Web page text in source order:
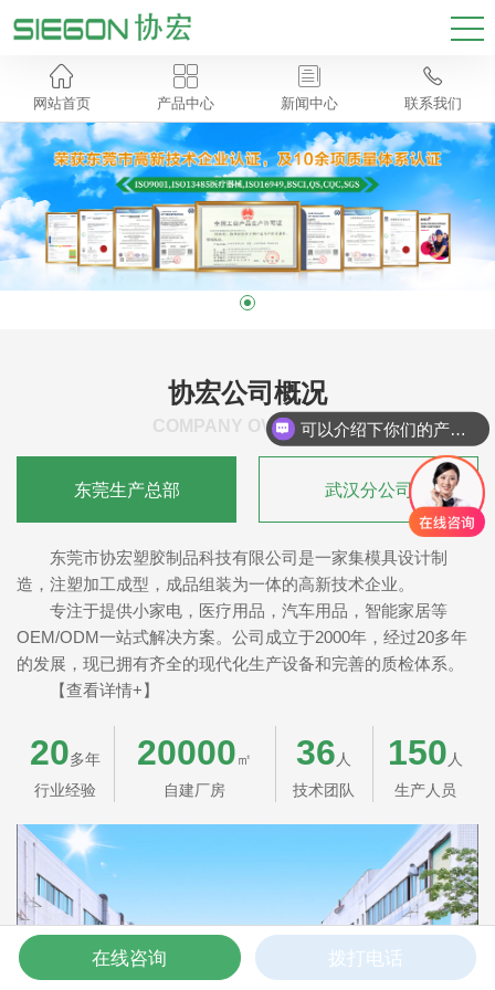

网站首页

产品中心

新闻中心

联系我们
协宏公司概况
COMPANY OVERVIEW
东莞生产总部 武汉分公司
东莞市协宏塑胶制品科技有限公司是一家集模具设计制
造，注塑加工成型，成品组装为一体的高新技术企业。
专注于提供小家电，医疗用品，汽车用品，智能家居等
OEM/ODM一站式解决方案。公司成立于2000年，经过20多年
的发展，现已拥有齐全的现代化生产设备和完善的质检体系。
【查看详情+】
20多年
行业经验
20000㎡
自建厂房
36 人
技术团队
150 人
生产人员
可以介绍下你们的产品么
在线咨询 拨打电话